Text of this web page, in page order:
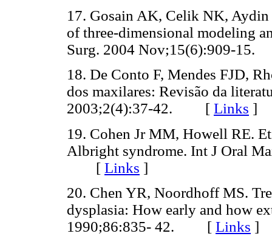
17. Gosain AK, Celik NK,
of three-dimensional modeling
Surg. 2004 Nov;15(6):909-
18. De Conto F, Mendes FJD,
dos maxilares: Revisão da
2003;2(4):37-42. [ Links ]
19. Cohen Jr MM, Howell RE.
Albright syndrome. Int J Oral
[ Links ]
20. Chen YR, Noordhoff MS.
dysplasia: How early and how
1990;86:835- 42. [ Links ]